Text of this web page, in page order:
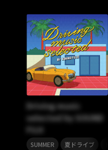
Driving music
selected by SOUND
FUJI
SUMMER 夏ドライブ